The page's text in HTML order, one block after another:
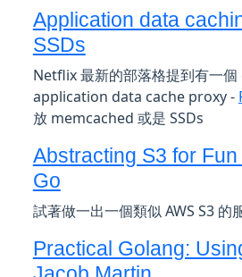
Application data
SSDs
Netflix 最新的部落格提到有一
application data cache proxy -
放 memcached 或是 SSDs
Abstracting S3 for
Go
試著做一出一個類似 AWS S3 的
Practical Golang: